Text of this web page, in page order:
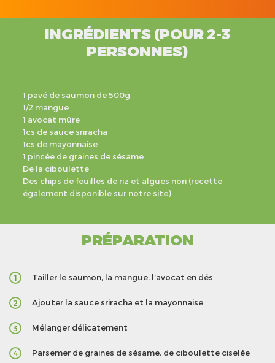
INGRÉDIENTS (POUR 2-3
PERSONNES)
1 pavé de saumon de 500g
1/2 mangue
1 avocat mûre
1cs de sauce sriracha
1cs de mayonnaise
1 pincée de graines de sésame
De la ciboulette
Des chips de feuilles de riz et algues nori (recette
également disponible sur notre site)
PRÉPARATION
1 Tailler le saumon, la mangue, l’avocat en dés
2 Ajouter la sauce sriracha et la mayonnaise
3 Mélanger délicatement
4 Parsemer de graines de sésame, de ciboulette ciselée